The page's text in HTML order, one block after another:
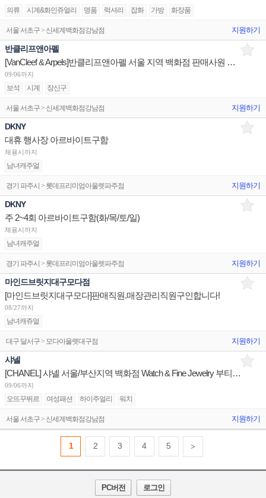
의류 시계&화인쥬얼리 명품 럭셔리 잡화 가방 화장품
서울 서초구 > 신세계백화점강남점 지원하기
반클리프앤아펠
[VanCleef & Arpels]반클리프앤아펠 서울 지역 백화점 판매사원 채용(리치몬트)
09/06까지
보석 시계 장신구
서울 서초구 > 신세계백화점강남점 지원하기
DKNY
대휴 행사장 아르바이트구함
채용시까지
남녀캐주얼
경기 파주시 > 롯데프리미엄아울렛파주점 지원하기
DKNY
주 2~4회 아르바이트구함(화/목/토/일)
채용시까지
남녀캐주얼
경기 파주시 > 롯데프리미엄아울렛파주점 지원하기
마인드브릿지대구모다점
[마인드브릿지대구모다]판매직원.매장관리직원구인합니다!
08/27까지
남녀캐쥬얼
대구 달서구 > 모다아울렛대구점 지원하기
샤넬
[CHANEL] 샤넬 서울/부산지역 백화점 Watch & Fine Jewelry 부티크 판매사원 채용
09/06까지
오뜨꾸뛰르 여성패션 하이주얼리 워치
서울 서초구 > 신세계백화점강남점 지원하기
1 2 3 4 5 >
PC버전 로그인